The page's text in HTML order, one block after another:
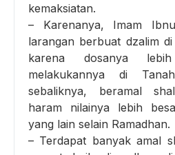
kemaksiatan.
– Karenanya, Imam
larangan berbuat dzalim
karena dosanya
melakukannya di
sebaliknya, beramal
haram nilainya lebih
yang lain selain Ramadhan.
– Terdapat banyak amal